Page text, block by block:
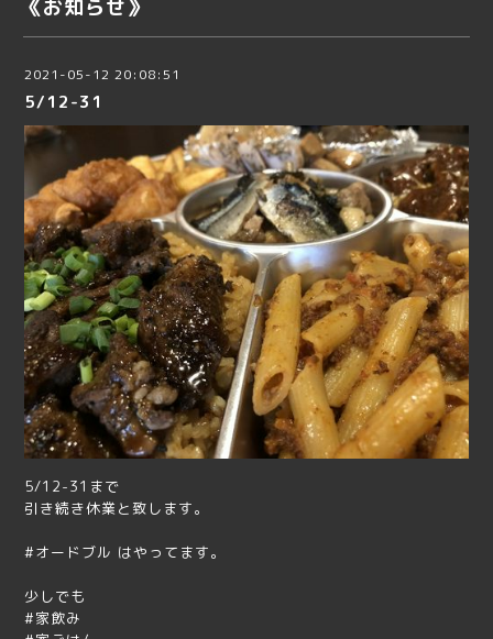
《お知らせ》
2021-05-12 20:08:51
5/12-31
5/12-31まで
引き続き休業と致します。
#オードブル はやってます。
少しでも
#家飲み